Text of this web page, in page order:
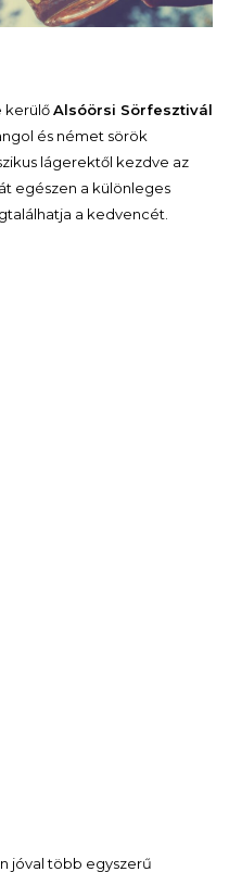
kerülőAlsóörsi Sörfesztivál
és német sörök
lágerektől kezdve az
egészen a különleges
a kedvencét.
jóval több egyszerű